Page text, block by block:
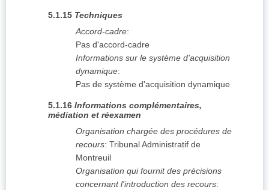
5.1.15 Techniques
Accord-cadre:
Pas d'accord-cadre
Informations sur le système d'acquisition
dynamique:
Pas de système d'acquisition dynamique
5.1.16 Informations complémentaires,
médiation et réexamen
Organisation chargée des procédures de
recours: Tribunal Administratif de
Montreuil
Organisation qui fournit des précisions
concernant l'introduction des recours: